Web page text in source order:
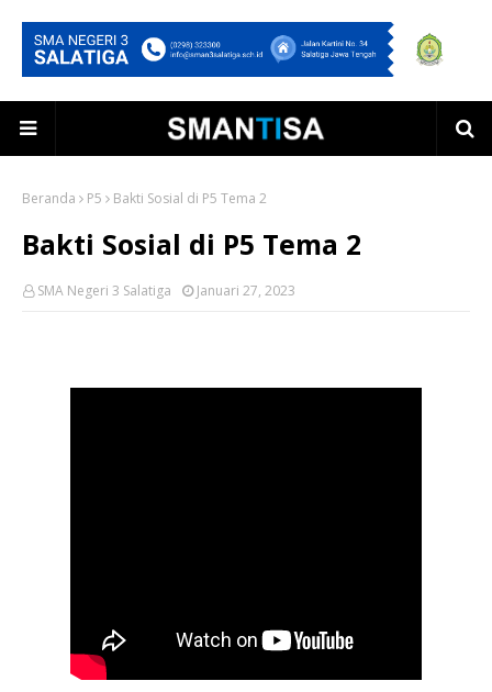
Beranda P5 Bakti Sosial di P5 Tema 2
Bakti Sosial di P5 Tema 2
SMA Negeri 3 Salatiga Januari 27, 2023